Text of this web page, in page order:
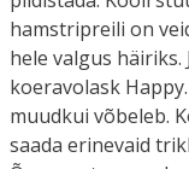
hamstripreili on
hele valgus
koeravolask
muudkui võbeleb.
saada erinevaid